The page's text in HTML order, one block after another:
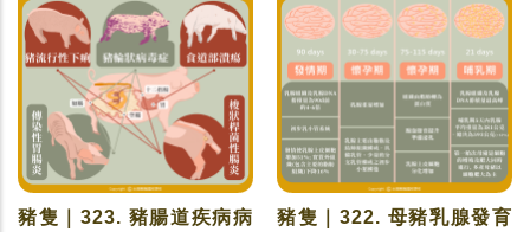
豬隻｜323. 豬腸道疾病病
豬隻｜322. 母豬乳腺發育